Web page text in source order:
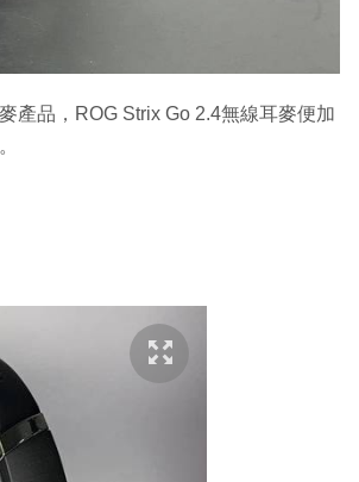
產品，ROG Strix Go 2.4無線耳麥便加